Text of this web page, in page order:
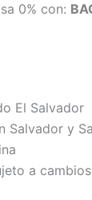
0% con:
El Salvador
Salvador y
a